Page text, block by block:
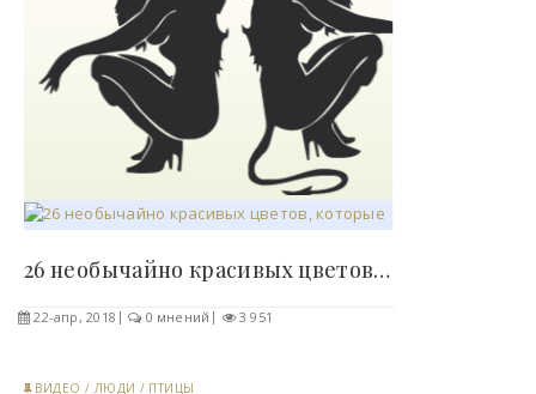
26 необычайно красивых цветов, которые вы никогда..
22-апр, 2018 0 мнений 3 951
ВИДЕО / ЛЮДИ / ПТИЦЫ